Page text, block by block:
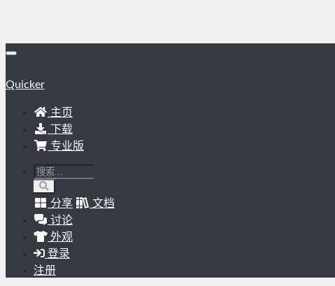
Quicker
主页
下载
专业版
分享
文档
讨论
外观
登录
注册